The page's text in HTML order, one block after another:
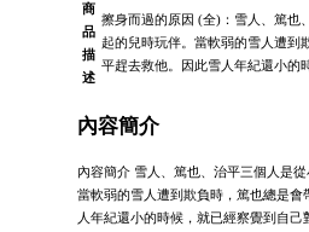
商
品
描
述
擦身而過的原因 (全)：雪人、篤也
起的兒時玩伴。當軟弱的雪人遭到
平趕去救他。因此雪人年紀還小的
內容簡介
內容簡介 雪人、篤也、治平三個人是從
當軟弱的雪人遭到欺負時，篤也總是會
人年紀還小的時候，就已經察覺到自